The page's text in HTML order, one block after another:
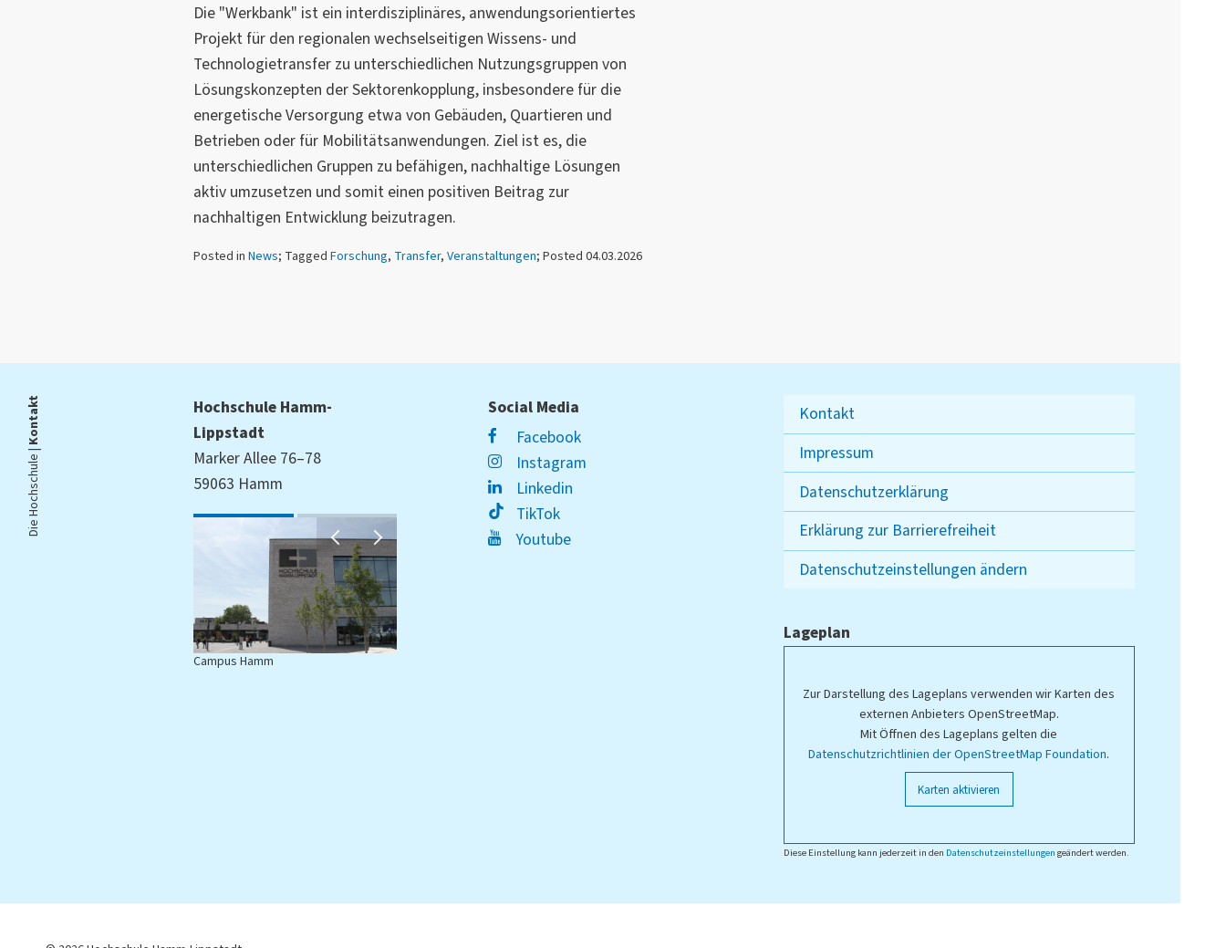
Die "Werkbank" ist ein interdisziplinäres, anwendungsorientiertes
Projekt für den regionalen wechselseitigen Wissens- und
Technologietransfer zu unterschiedlichen Nutzungsgruppen von
Lösungskonzepten der Sektorenkopplung, insbesondere für die
energetische Versorgung etwa von Gebäuden, Quartieren und
Betrieben oder für Mobilitätsanwendungen. Ziel ist es, die
unterschiedlichen Gruppen zu befähigen, nachhaltige Lösungen
aktiv umzusetzen und somit einen positiven Beitrag zur
nachhaltigen Entwicklung beizutragen.
Posted in News; Tagged Forschung, Transfer, Veranstaltungen; Posted 04.03.2026
Die Hochschule |
Kontakt
Hochschule Hamm-
Lippstadt
Marker Allee 76–78
59063 Hamm
Campus Hamm
Social Media
Facebook
Instagram
Linkedin
TikTok
Youtube
Kontakt
Impressum
Datenschutzerklärung
Erklärung zur Barrierefreiheit
Datenschutzeinstellungen ändern
Lageplan
Zur Darstellung des Lageplans verwenden wir Karten des
externen Anbieters OpenStreetMap.
Mit Öffnen des Lageplans gelten die
Datenschutzrichtlinien der OpenStreetMap Foundation.
Karten aktivieren
Diese Einstellung kann jederzeit in den Datenschutzeinstellungen geändert werden.